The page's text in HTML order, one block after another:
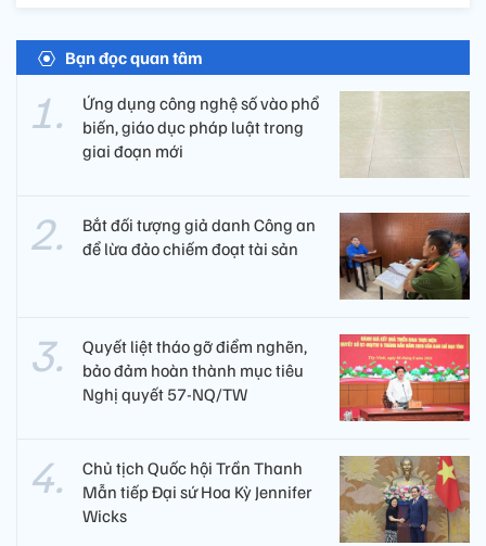
Bạn đọc quan tâm
Ứng dụng công nghệ số vào phổ
biến, giáo dục pháp luật trong
giai đoạn mới
Bắt đối tượng giả danh Công an
để lừa đảo chiếm đoạt tài sản
Quyết liệt tháo gỡ điểm nghẽn,
bảo đảm hoàn thành mục tiêu
Nghị quyết 57-NQ/TW
Chủ tịch Quốc hội Trần Thanh
Mẫn tiếp Đại sứ Hoa Kỳ Jennifer
Wicks